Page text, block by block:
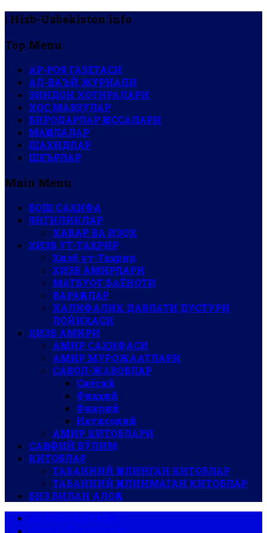
| Hizb-Uzbekiston.info
Top Menu
АР-РОЯ ГАЗЕТАСИ
АЛ-ВАЪЙ ЖУРНАЛИ
ЗИНДОН ХОТИРАЛАРИ
ХОС МАВЗУЛАР
БИРОДАРЛАР ҚИССАЛАРИ
МАҚОЛАЛАР
ШАҲИДЛАР
ШЕЪРЛАР
Main Menu
БОШ САҲИФА
ЯНГИЛИКЛАР
ХАБАР ВА ИЗОҲ
ҲИЗБ УТ-ТАҲРИР
Ҳизб ут-Таҳрир
ҲИЗБ АМИРЛАРИ
МАТБУОТ БАЁНОТИ
ВАРАҚАЛАР
ХАЛИФАЛИК ДАВЛАТИ ДУСТУРИ
ЛОЙИҲАСИ
ҲИЗБ АМИРИ
АМИР САҲИФАСИ
АМИР МУРОЖААТЛАРИ
САВОЛ-ЖАВОБЛАР
Сиёсий
Фиқҳий
Фикрий
Иқтисодий
АМИР КИТОБЛАРИ
САҚОФИЙ БЎЛИМ
КИТОБЛАР
ТАБАННИЙ ҚИЛИНГАН КИТОБЛАР
ТАБАННИЙ ҚИЛИНМАГАН КИТОБЛАР
БИЗ БИЛАН АЛОҚА